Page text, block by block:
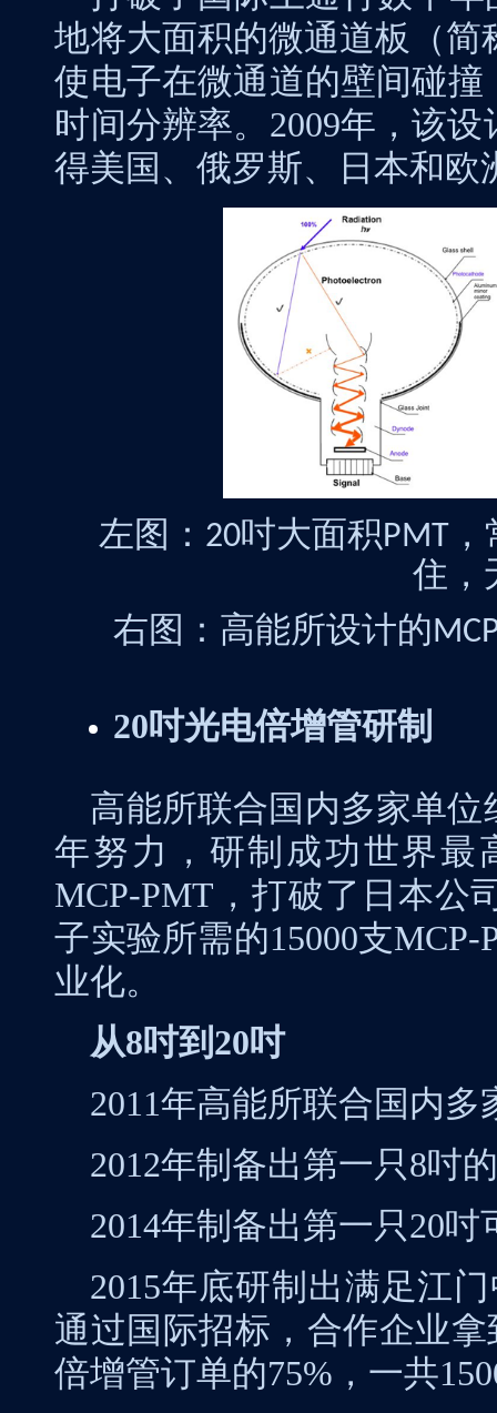
地将大面积的微通道板（简
使电子在微通道的壁间碰
时间分辨率。 2009年，该设
得美国、俄罗斯、日本和欧
左图： 20吋大面积PMT，
住，
右图：高能所设计的
20吋光电倍增管研制
高能所联合国内多家单
年努力，研制成功世界最
MCP-PMT ，打破了日本公
子实验所需的15000支MCP-
业化。
从8吋到 20吋
2011年高能所联合国内多
2012年制备出第一只8吋
2014年制备出第一只20吋
2015年底研制出满足江
通过国际招标，合作企业拿
倍增管订单的75% ，一共